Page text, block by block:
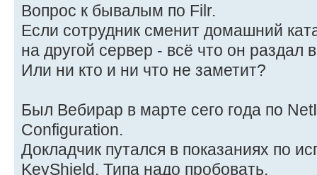
Вопрос к бывалым по Filr.
Если сотрудник сменит домашний
на другой сервер - всё что он раздал
Или ни кто и ни что не заметит?
Был Вебирар в марте сего года по
Configuration.
Докладчик путался в показаниях по
KeyShield. Типа надо пробовать.